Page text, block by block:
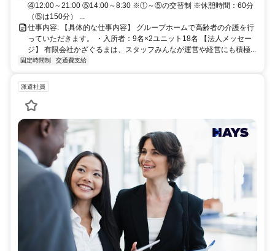
④12:00～21:00 ⑤14:00～8:30 ※①～⑤の交替制 ※休憩時間：60分
（⑤は150分） ...
仕事内容: 【具体的な仕事内容】 グループホームで高齢者の介護を行
っていただきます。 ・入所者：9名×2ユニット18名 【法人メッセー
ジ】 有限会社かざぐるまは、スタッフみんなが運営や経営にも積極...
固定時間制 交通費支給
派遣社員